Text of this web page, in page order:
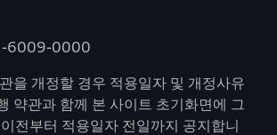
6009-0000
을 개정할 경우 적용일자 및 개정사유
약관과 함께 본 사이트 초기화면에 그
전부터 적용일자 전일까지 공지합니